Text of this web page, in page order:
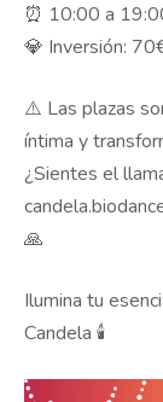
⏰ 10:00 a
💎 Inversión:
⚠️ Las plazas
íntima y
¿Sientes el
🙏
Ilumina tu
Candela 🕯️